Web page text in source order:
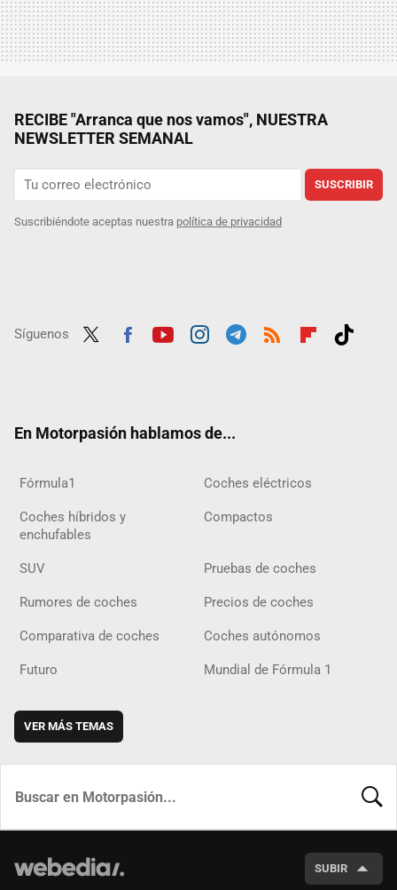
RECIBE "Arranca que nos vamos", NUESTRA
NEWSLETTER SEMANAL
SUSCRIBIR
Suscribiéndote aceptas nuestra política de privacidad
Síguenos
En Motorpasión hablamos de...
Fórmula1 Coches eléctricos
Coches híbridos y
enchufables
Compactos
SUV Pruebas de coches
Rumores de coches Precios de coches
Comparativa de coches Coches autónomos
Futuro Mundial de Fórmula 1
VER MÁS TEMAS
SUBIR